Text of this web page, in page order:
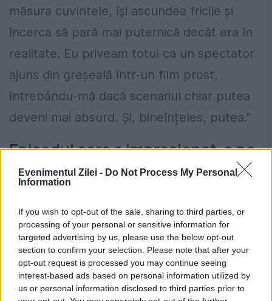
Evenimentul Zilei - Do Not Process My Personal
Information
If you wish to opt-out of the sale, sharing to third parties, or
processing of your personal or sensitive information for
targeted advertising by us, please use the below opt-out
section to confirm your selection. Please note that after your
opt-out request is processed you may continue seeing
interest-based ads based on personal information utilized by
us or personal information disclosed to third parties prior to
măsura cuvintele, își ascundea fricile și
încerca să pară mai puternică decât era în
realitate. Eu priveam totul ca un spectator
ajuns din greșeală într-un film prost,
întrebându-mă dacă scenariul chiar putea
deveni mai absurd. Și, bineînțeles, putea.”
Episodul care a impresionat-o pe
Mihaela Lupu
momentul în care în celulă a intrat o altă
deținută care a încercat să își impună
autoritatea încă din primele minute.
„Într-o dimineață, ușa celulei se deschide cu